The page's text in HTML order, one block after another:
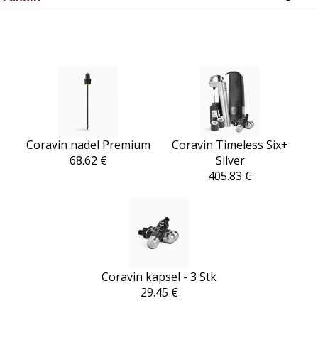
Coravin nadel Premium
68.62 €
Coravin Timeless Six+
Silver
405.83 €
Coravin kapsel - 3 Stk
29.45 €